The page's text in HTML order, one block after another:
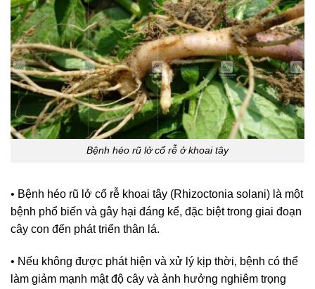
Bệnh héo rũ lở cổ rễ ở khoai tây
• Bệnh héo rũ lở cổ rễ khoai tây (Rhizoctonia solani) là một
bệnh phổ biến và gây hại đáng kể, đặc biệt trong giai đoạn
cây con đến phát triển thân lá.
• Nếu không được phát hiện và xử lý kịp thời, bệnh có thể
làm giảm mạnh mật độ cây và ảnh hưởng nghiêm trọng